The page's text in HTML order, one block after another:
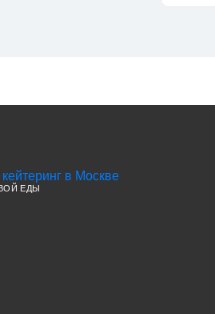
ЕДЫ